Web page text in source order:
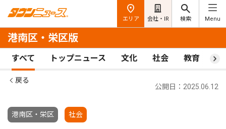
エリア 会社・IR 検索 Menu
港南区・栄区版
すべて トップニュース 文化 社会 教育 ス
戻る
港南区・栄区 社会
公開日：2025.06.12